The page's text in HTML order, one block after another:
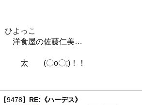
ひよっこ
洋食屋の佐藤仁美…
太 (〇o〇;)！！
【9478】 RE:《ハーデス》